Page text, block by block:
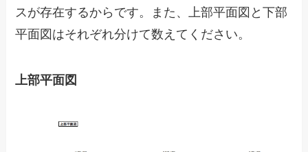
スが存在するからです。また、上部平面図と下部
平面図はそれぞれ分けて数えてください。
上部平面図